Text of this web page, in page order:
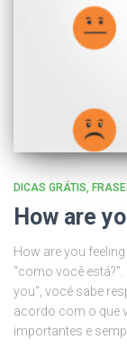
DICAS GRÁTIS
How are
How are you
“como você
you“, você sabe
acordo com o que
importantes e